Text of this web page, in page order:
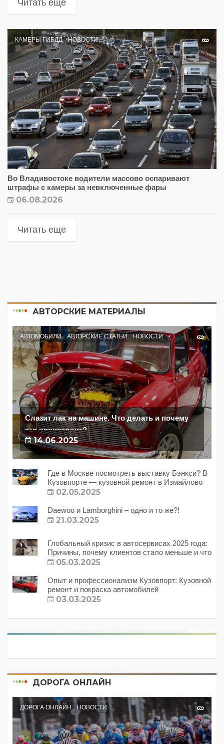
Читать еще
КАМЕРЫ ГИБДД НОВОСТИ
Во Владивостоке водители массово оспаривают
штрафы с камеры за невключенные фары
06.08.2026
Читать еще
АВТОРСКИЕ МАТЕРИАЛЫ
АВТОМОБИЛИ АВТОРСКИЕ СТАТЬИ НОВОСТИ
Слазит лак на машине. Что делать и почему
это происходит?
14.06.2025
Где в Москве посмотреть выставку Бэнкси? В
Кузовпорте — кузовной ремонт в Измайлово
02.05.2025
Daewoo и Lamborghini – одно и то же?!
21.03.2025
Глобальный кризис в автосервисах 2025 года:
Причины, почему клиентов стало меньше и что
с этим делать?
05.03.2025
Опыт и профессионализм Кузовпорт: Кузовной
ремонт и покраска автомобилей
03.03.2025
ДОРОГА ОНЛАЙН
ДОРОГА ОНЛАЙН НОВОСТИ